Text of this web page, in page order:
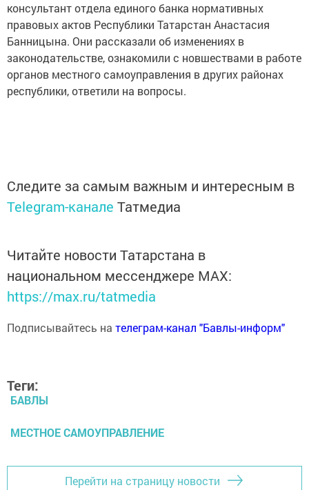
консультант отдела единого банка нормативных
правовых актов Республики Татарстан Анастасия
Банницына. Они рассказали об изменениях в
законодательстве, ознакомили с новшествами в работе
органов местного самоуправления в других районах
республики, ответили на вопросы.
Следите за самым важным и интересным в
Telegram-канале Татмедиа
Читайте новости Татарстана в
национальном мессенджере MАХ:
https://max.ru/tatmedia
Подписывайтесь на телеграм-канал "Бавлы-информ"
Теги:
БАВЛЫ
МЕСТНОЕ САМОУПРАВЛЕНИЕ
Перейти на страницу новости